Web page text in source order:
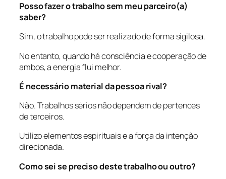
Posso fazer o trabalho sem meu parceiro(a)
saber?
Sim, o trabalho pode ser realizado de forma sigilosa.
No entanto, quando há consciência e cooperação de
ambos, a energia flui melhor.
É necessário material da pessoa rival?
Não. Trabalhos sérios não dependem de pertences
de terceiros.
Utilizo elementos espirituais e a força da intenção
direcionada.
Como sei se preciso deste trabalho ou outro?